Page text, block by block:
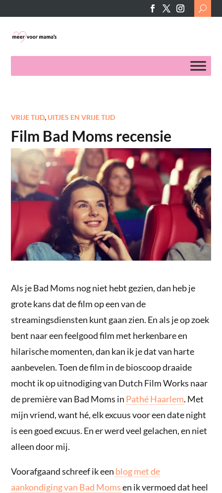
Search
for:
VRIJE TIJD, UITJES EN VRIJE TIJD
Film Bad Moms recensie
Als je Bad Moms nog niet hebt gezien, dan heb je
grote kans dat de film op een van de
streamingsdiensten kunt gaan zien. En als je op zoek
bent naar een feelgood film met herkenbare en
hilarische momenten, dan kan ik je dat van harte
aanbevelen. Toen de film in de bioscoop draaide
mocht ik op uitnodiging van Dutch Film Works naar
de première van Bad Moms in Pathé Haarlem. Met
mijn vriend, want hé, elk excuus voor een date night
is een goed excuus. En er werd veel gelachen, en niet
alleen door mij.
Voorafgaand schreef ik een blog met de
aankondiging van Bad Momsen ik vermoed dat heel